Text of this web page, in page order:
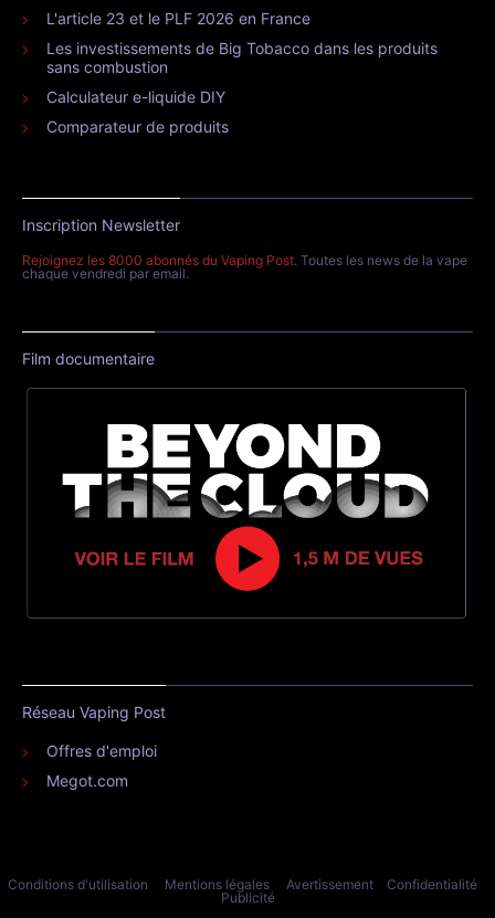
L'article 23 et le PLF 2026 en France
Les investissements de Big Tobacco dans les produits
sans combustion
Calculateur e-liquide DIY
Comparateur de produits
Inscription Newsletter
Rejoignez les 8000 abonnés du Vaping Post. Toutes les news de la vape
chaque vendredi par email.
Film documentaire
Réseau Vaping Post
Offres d'emploi
Megot.com
Conditions d'utilisation Mentions légales Avertissement
Confidentialité
Publicité